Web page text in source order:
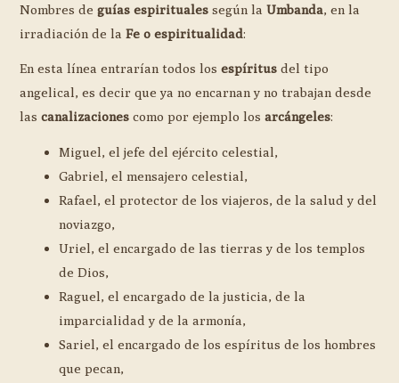
Nombres deguías espirituales según laUmbanda, en la
irradiación de laFe o espiritualidad:
En esta línea entrarían todos losespíritus del tipo
angelical, es decir que ya no encarnan y no trabajan desde
lascanalizaciones como por ejemplo losarcángeles:
Miguel, el jefe del ejército celestial,
Gabriel, el mensajero celestial,
Rafael, el protector de los viajeros, de la salud y del
noviazgo,
Uriel, el encargado de las tierras y de los templos
de Dios,
Raguel, el encargado de la justicia, de la
imparcialidad y de la armonía,
Sariel, el encargado de los espíritus de los hombres
que pecan,